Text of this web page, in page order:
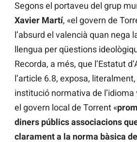
Segons el portaveu del grup
Xavier Martí, «el govern de
l’absurd el valencià quan nega
llengua per qüestions
Recorda, a més, que l’Estatut
l’article 6.8, exposa, literalment,
institució normativa de l’idioma
el govern local de Torrent «
diners públics associacions
clarament a la norma bàsica